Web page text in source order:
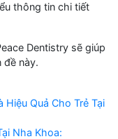
thông tin chi tiết
Dentistry sẽ giúp
đề này.
Hiệu Quả Cho Trẻ Tại
Nha Khoa: